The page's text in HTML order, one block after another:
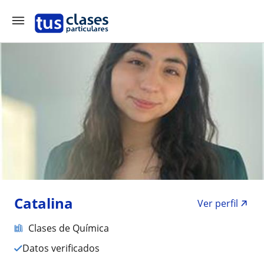
Catalina
Ver perfil
Clases de Química
Datos verificados